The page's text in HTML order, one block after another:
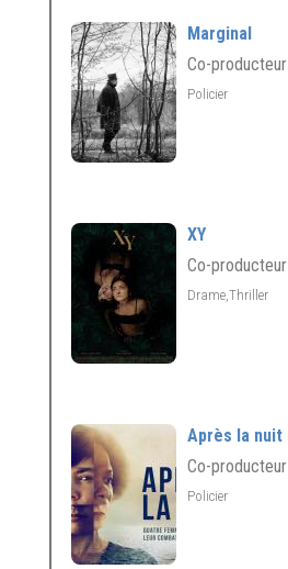
Marginal
Co-producteur
Policier
XY
Co-producteur
Drame,Thriller
Après la nuit
Co-producteur
Policier